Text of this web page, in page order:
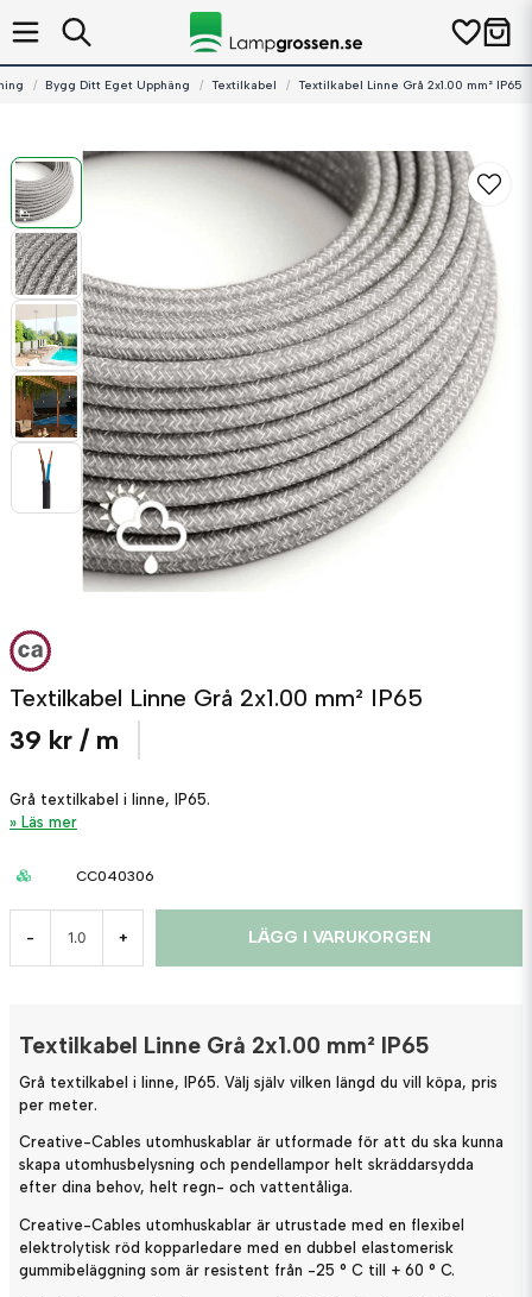
Bygg Ditt Eget Upphäng Textilkabel Textilkabel Linne Grå 2x1.00 mm² IP65
Textilkabel Linne Grå 2x1.00 mm² IP65
39 kr / m
Grå textilkabel i linne, IP65.
Läs mer
CC040306
- + LÄGG I VARUKORGEN
Textilkabel Linne Grå 2x1.00 mm² IP65
Grå textilkabel i linne, IP65. Välj själv vilken längd du vill köpa, pris
per meter.
Creative-Cables utomhuskablar är utformade för att du ska kunna
skapa utomhusbelysning och pendellampor helt skräddarsydda
efter dina behov, helt regn- och vattentåliga.
Creative-Cables utomhuskablar är utrustade med en flexibel
elektrolytisk röd kopparledare med en dubbel elastomerisk
gummibeläggning som är resistent från -25 ° C till + 60 ° C.